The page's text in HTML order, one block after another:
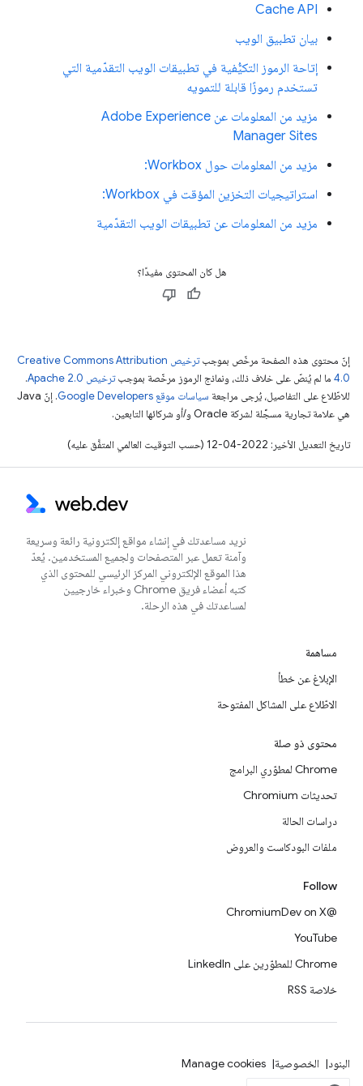
Cache API
بيان تطبيق الويب
إتاحة الرموز التكيُّفية في تطبيقات الويب التقدّمية التي
تستخدم رموزًا قابلة للتمويه
مزيد من المعلومات عن Adobe Experience
Manager Sites
مزيد من المعلومات حول Workbox:
استراتيجيات التخزين المؤقت في Workbox:
مزيد من المعلومات عن تطبيقات الويب التقدّمية
هل كان المحتوى مفيدًا؟
إنّ محتوى هذه الصفحة مرخّص بموجب
ترخيص Creative Commons Attribution
4.0‏ ما لم يُنصّ على خلاف ذلك، ونماذج الرموز مرخّصة بموجبترخيص Apache 2.0‏
.
للاطّلاع على التفاصيل، يُرجى مراجعة سياسات موقع Google Developers‏
. إنّ Java
هي علامة تجارية مسجَّلة لشركة Oracle و/أو شركائها التابعين.
تاريخ التعديل الأخير: 2022-04-12 (حسب التوقيت العالمي المتفَّق عليه)
نريد مساعدتك في إنشاء مواقع إلكترونية رائعة وسريعة
وآمنة تعمل عبر المتصفحات ولجميع المستخدمين. يُعدّ
هذا الموقع الإلكتروني المركز الرئيسي للمحتوى الذي
كتبه أعضاء فريق Chrome وخبراء خارجيين
لمساعدتك في هذه الرحلة.
مساهمة
الإبلاغ عن خطأ
الاطّلاع على المشاكل المفتوحة
محتوى ذو صلة
Chrome لمطوّري البرامج
تحديثات Chromium
دراسات الحالة
ملفات البودكاست والعروض
Follow
@ChromiumDev on X
YouTube
Chrome للمطوّرين على LinkedIn
خلاصة RSS
البنود الخصوصية Manage cookies